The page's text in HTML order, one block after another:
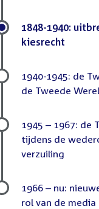
1848-1940:
kiesrecht
1940-1945: de
de Tweede
1945 – 1967: de
tijdens de
verzuiling
1966 – nu:
rol van de media